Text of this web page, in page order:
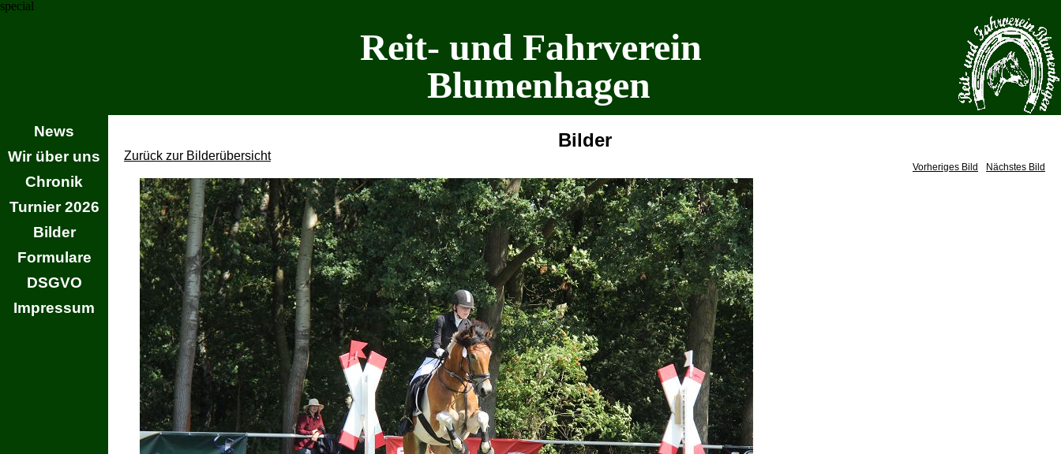
special
Reit- und Fahrverein
Blumenhagen
News
Wir über uns
Chronik
Turnier 2026
Bilder
Formulare
DSGVO
Impressum
Bilder
Zurück zur Bilderübersicht
Vorheriges Bild Nächstes Bild